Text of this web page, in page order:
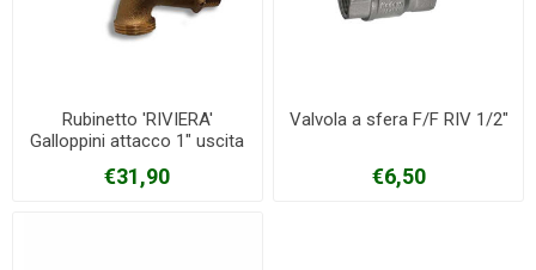
Rubinetto 'RIVIERA'
Galloppini attacco 1" uscita
€31,90
Valvola a sfera F/F RIV 1/2"
€6,50